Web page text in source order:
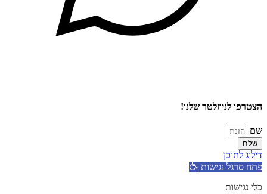
הצטרפו לניוזלטר שלנו!
שם
שלח
דילוג לתוכן
פתח סרגל נגישות
כלי נגישות